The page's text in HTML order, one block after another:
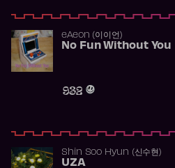
​eAeon (이이언)
No Fun Without You
932
Shin Soo Hyun (신수현)
UZA